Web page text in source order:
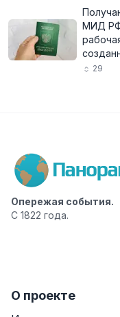
МИД РФ
29
Опережая события.
С 1822 года.
О проекте